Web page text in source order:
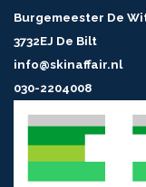
Burgemeester De
3732EJ De Bilt
info@skinaffair.nl
030-2204008